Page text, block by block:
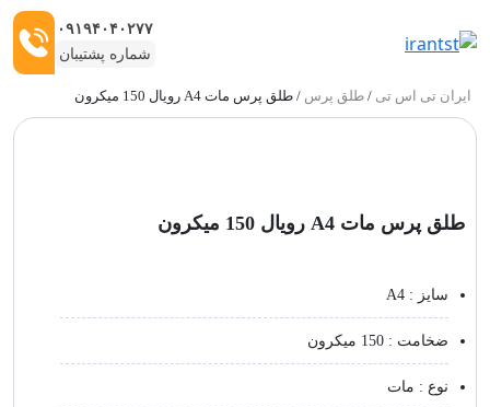
۰۹۱۹۴۰۴۰۲۷۷
شماره پشتیبان
ایران تی اس تی / طلق پرس / طلق پرس مات A4 رویال 150 میکرون
طلق پرس مات A4 رویال 150 میکرون
سایز : A4
ضخامت : 150 میکرون
نوع : مات